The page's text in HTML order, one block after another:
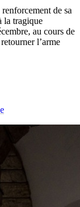
de sa
la tragique
au cours de
l’arme